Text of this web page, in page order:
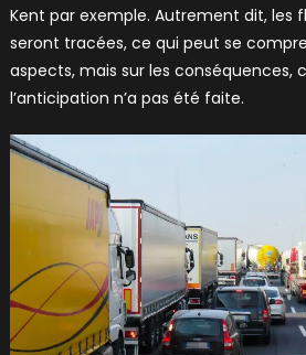
Kent par exemple. Autrement dit, les
seront tracées, ce qui peut se
aspects, mais sur les conséquences,
l’anticipation n’a pas été faite.